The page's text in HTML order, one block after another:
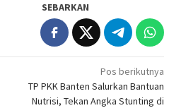
SEBARKAN
Pos berikutnya
TP PKK Banten Salurkan Bantuan
Nutrisi, Tekan Angka Stunting di